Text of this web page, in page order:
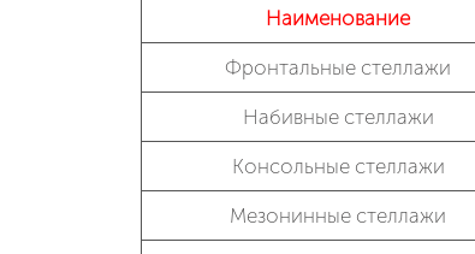
Наименование
Фронтальные стеллажи
Набивные стеллажи
Консольные стеллажи
Мезонинные стеллажи